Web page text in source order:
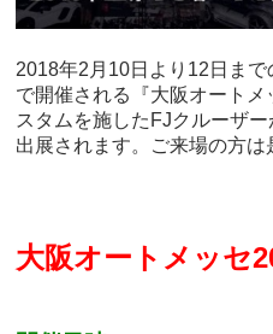
2018年2月10日より12日ま
で開催される『大阪オート
スタムを施したFJクルーザ
出展されます。ご来場の方
大阪オートメッセ